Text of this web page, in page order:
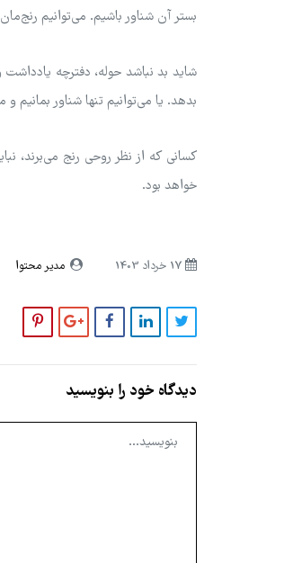
بستر آن شناور باشیم. می‌توانیم
شاید بد نباشد حوله، دفترچه
بدهد. یا می‌توانیم تنها شناور
کسانی که از نظر روحی رنج می‌برند،
خواهد بود.
مدیر محتوا
دیدگاه خود را بنویسید